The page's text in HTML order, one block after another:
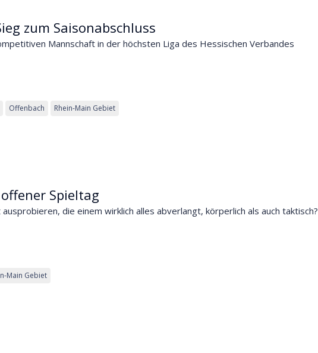
zum Saisonabschluss
Mannschaft in der höchsten Liga des Hessischen Verbandes
Offenbach Rhein-Main Gebiet
Spieltag
die einem wirklich alles abverlangt, körperlich als auch taktisch?
Main Gebiet